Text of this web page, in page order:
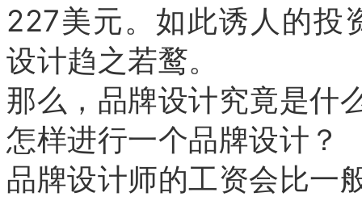
227美元。如此诱人的投
设计趋之若鹜。
那么，品牌设计究竟是什
怎样进行一个品牌设计？
品牌设计师的工资会比一